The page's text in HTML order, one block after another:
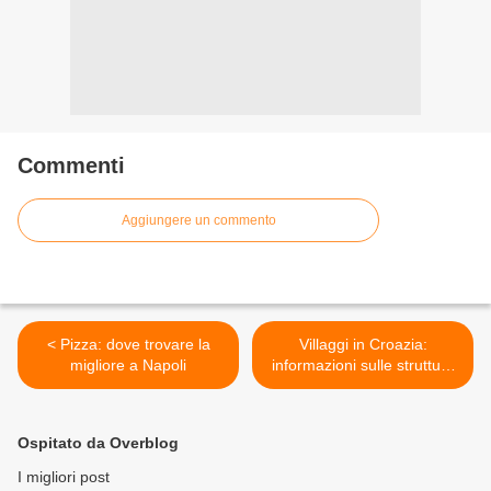
Commenti
Aggiungere un commento
< Pizza: dove trovare la
migliore a Napoli
Villaggi in Croazia:
informazioni sulle strutture
>
Ospitato da Overblog
I migliori post